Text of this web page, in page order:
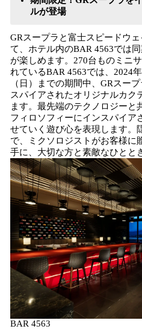
ルが登場
GRスープラと富士スピードウ
て、ホテル内のBAR 4563では
が楽しめます。270台ものミニ
れているBAR 4563では、2024
（日）までの期間中、GRスー
スパイアされたオリジナルカク
ます。最先端のテクノロジーと
フィロソフィーにインスパイア
せていく遊び心を表現します。
で、ミクソロジストがお客様に
手に、大切な方と素敵なひとと
BAR 4563